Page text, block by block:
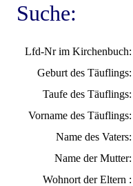
Suche:
Lfd-Nr im Kirchenbuch:
Geburt des Täuflings:
Taufe des Täuflings:
Vorname des Täuflings:
Name des Vaters:
Name der Mutter:
Wohnort der Eltern :